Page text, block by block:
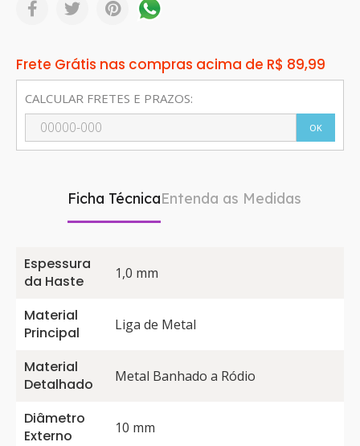
Frete Grátis nas compras acima de R$ 89,99
CALCULAR FRETES E PRAZOS:
OK
Ficha TécnicaEntenda as Medidas
Espessura
da Haste
1,0 mm
Material
Principal
Liga de Metal
Material
Detalhado
Metal Banhado a Ródio
Diâmetro
Externo
10 mm